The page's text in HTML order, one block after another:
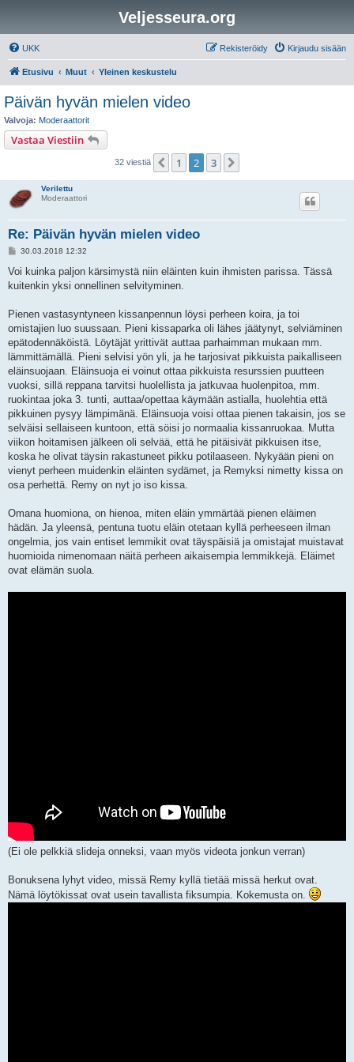
Veljesseura.org
UKK Kirjaudu sisään
Rekisteröidy
Etusivu Muut Yleinen keskustelu
Päivän hyvän mielen video
Valvoja: Moderaattorit
Vastaa Viestiin
32 viestiä Edellinen
1 2 3
Verilettu
Moderaattori
Re: Päivän hyvän mielen video
V
e
t
30.03.2018 12:32
Voi kuinka paljon kärsimystä niin eläinten kuin ihmisten parissa. Tässä
kuitenkin yksi onnellinen selvityminen.
Pienen vastasyntyneen kissanpennun löysi perheen koira, ja toi
omistajien luo suussaan. Pieni kissaparka oli lähes jäätynyt, selviäminen
epätodennäköistä. Löytäjät yrittivät auttaa parhaimman mukaan mm.
lämmittämällä. Pieni selvisi yön yli, ja he tarjosivat pikkuista paikalliseen
eläinsuojaan. Eläinsuoja ei voinut ottaa pikkuista resurssien puutteen
vuoksi, sillä reppana tarvitsi huolellista ja jatkuvaa huolenpitoa, mm.
ruokintaa joka 3. tunti, auttaa/opettaa käymään astialla, huolehtia että
pikkuinen pysyy lämpimänä. Eläinsuoja voisi ottaa pienen takaisin, jos se
selväisi sellaiseen kuntoon, että söisi jo normaalia kissanruokaa. Mutta
viikon hoitamisen jälkeen oli selvää, että he pitäisivät pikkuisen itse,
koska he olivat täysin rakastuneet pikku potilaaseen. Nykyään pieni on
vienyt perheen muidenkin eläinten sydämet, ja Remyksi nimetty kissa on
osa perhettä. Remy on nyt jo iso kissa.
Omana huomiona, on hienoa, miten eläin ymmärtää pienen eläimen
hädän. Ja yleensä, pentuna tuotu eläin otetaan kyllä perheeseen ilman
ongelmia, jos vain entiset lemmikit ovat täyspäisiä ja omistajat muistavat
huomioida nimenomaan näitä perheen aikaisempia lemmikkejä. Eläimet
ovat elämän suola.
(Ei ole pelkkiä slideja onneksi, vaan myös videota jonkun verran)
Bonuksena lyhyt video, missä Remy kyllä tietää missä herkut ovat.
Nämä löytökissat ovat usein tavallista fiksumpia. Kokemusta on.